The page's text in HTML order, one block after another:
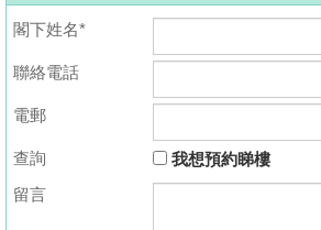
閣下姓名*
聯絡電話
電郵
查詢
我想預約睇樓
留言